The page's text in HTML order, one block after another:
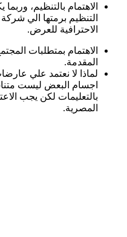
الاهتمام بالتنظيم،
التنظيم برمتها الي
الاحترافية للعرض.
الاهتمام بمتطلبات
المقدمة.
لماذا لا نعتمد علي
اجسام البعض ليست
بالتعليمات لكن يجب
المصرية.